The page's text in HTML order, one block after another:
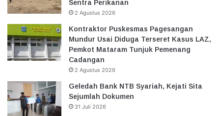
Sentra Perikanan
2 Agustus 2026
Kontraktor Puskesmas Pagesangan
Mundur Usai Diduga Terseret Kasus LAZ,
Pemkot Mataram Tunjuk Pemenang
Cadangan
2 Agustus 2026
Geledah Bank NTB Syariah, Kejati Sita
Sejumlah Dokumen
31 Juli 2026